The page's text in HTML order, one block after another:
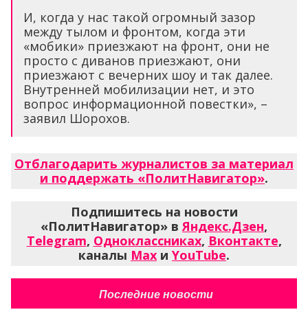
И, когда у нас такой огромный зазор
между тылом и фронтом, когда эти
«мобики» приезжают на фронт, они не
просто с диванов приезжают, они
приезжают с вечерних шоу и так далее.
Внутренней мобилизации нет, и это
вопрос информационной повестки», –
заявил Шорохов.
Отблагодарить журналистов за материал
и поддержать «ПолитНавигатор».
Подпишитесь на новости
«ПолитНавигатор» вЯндекс.Дзен,
Telegram, Одноклассниках, Вконтакте,
каналы Max и YouTube.
Последние новости